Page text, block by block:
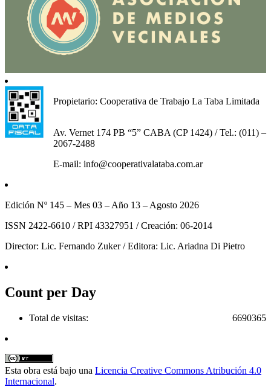
Propietario: Cooperativa de Trabajo La Taba Limitada
Av. Vernet 174 PB “5” CABA (CP 1424) / Tel.: (011) –
2067-2488
E-mail: info@cooperativalataba.com.ar
Edición Nº 145 – Mes 03 – Año 13 – Agosto 2026
ISSN 2422-6610 / RPI 43327951 / Creación: 06-2014
Director: Lic. Fernando Zuker / Editora: Lic. Ariadna Di Pietro
Count per Day
6690365
Total de visitas:
Esta obra está bajo una Licencia Creative Commons Atribución 4.0
Internacional.